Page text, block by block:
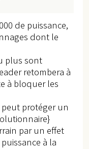
de puissance,
dont le
plus sont
retombera à
à bloquer les
peut protéger un
par un effet
à la